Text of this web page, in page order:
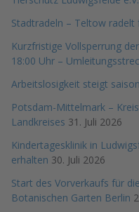
Stadtradeln – Teltow radelt
Kurzfristige Vollsperrung
18:00 Uhr –
Arbeitslosigkeit steigt
Potsdam-Mittelmark –
Landkreises 31. Juli 2026
Kindertagesklinik in
erhalten 30. Juli 2026
Start des Vorverkaufs für
Botanischen Garten Berlin